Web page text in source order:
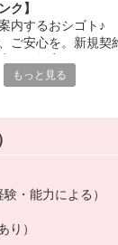
☆☆
味方です♪
コールセンター
け・加工・組立
ネイリスト・エス
個別指導塾・人材
ク】
内するおシゴト♪
ご安心を。新規契
務
)・KDDI/softbank(
天モバイル、UQな
もっと見る
・能力による）
り）